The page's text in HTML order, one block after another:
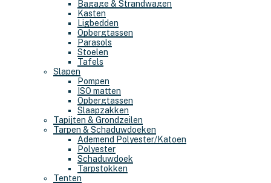
Bagage & Strandwagen
Kasten
Ligbedden
Opbergtassen
Parasols
Stoelen
Tafels
Slapen
Pompen
ISO matten
Opbergtassen
Slaapzakken
Tapijten & Grondzeilen
Tarpen & Schaduwdoeken
Ademend Polyester/Katoen
Polyester
Schaduwdoek
Tarpstokken
Tenten